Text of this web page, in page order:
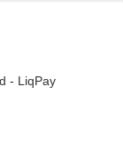
- LiqPay